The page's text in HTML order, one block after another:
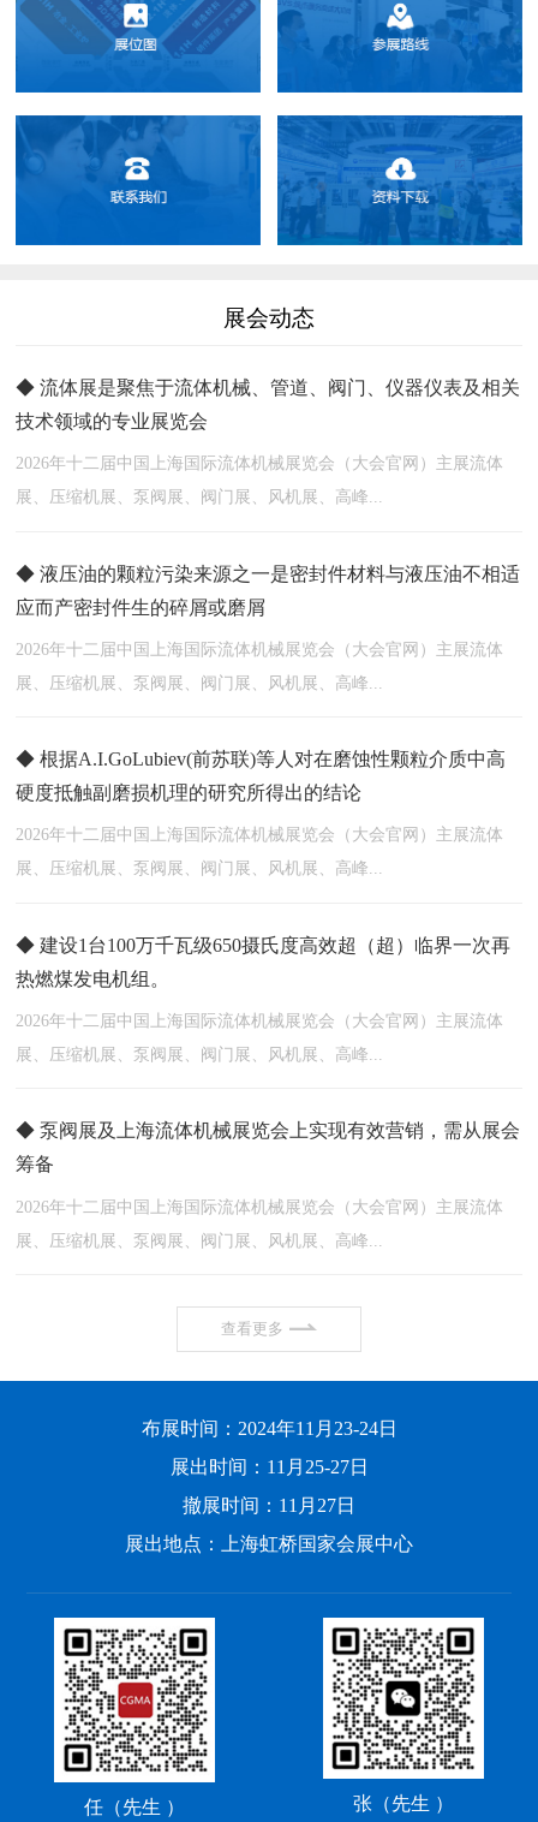
展会动态
◆ 流体展是聚焦于流体机械、管道、阀门、仪器仪表及相关
技术领域的专业展览会
2026年十二届中国上海国际流体机械展览会（大会官网）主展流体
展、压缩机展、泵阀展、阀门展、风机展、高峰...
◆ 液压油的颗粒污染来源之一是密封件材料与液压油不相适
应而产密封件生的碎屑或磨屑
2026年十二届中国上海国际流体机械展览会（大会官网）主展流体
展、压缩机展、泵阀展、阀门展、风机展、高峰...
◆ 根据A.I.GoLubiev(前苏联)等人对在磨蚀性颗粒介质中高
硬度抵触副磨损机理的研究所得出的结论
2026年十二届中国上海国际流体机械展览会（大会官网）主展流体
展、压缩机展、泵阀展、阀门展、风机展、高峰...
◆ 建设1台100万千瓦级650摄氏度高效超（超）临界一次再
热燃煤发电机组。
2026年十二届中国上海国际流体机械展览会（大会官网）主展流体
展、压缩机展、泵阀展、阀门展、风机展、高峰...
◆ 泵阀展及上海流体机械展览会上实现有效营销，需从展会
筹备
2026年十二届中国上海国际流体机械展览会（大会官网）主展流体
展、压缩机展、泵阀展、阀门展、风机展、高峰...
查看更多
布展时间：2024年11月23-24日
展出时间：11月25-27日
撤展时间：11月27日
展出地点：上海虹桥国家会展中心
任（先生 ） 张（先生 ）